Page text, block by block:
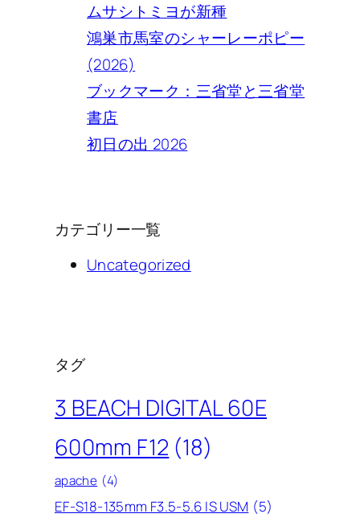
ムサシトミヨが新種
鴻巣市馬室のシャーレーポピー
(2026)
ブックマーク：三省堂と三省堂
書店
初日の出 2026
カテゴリー一覧
Uncategorized
タグ
3 BEACH DIGITAL 60E
600mm F12 (18)
apache (4)
EF-S18-135mm F3.5-5.6 IS USM (5)